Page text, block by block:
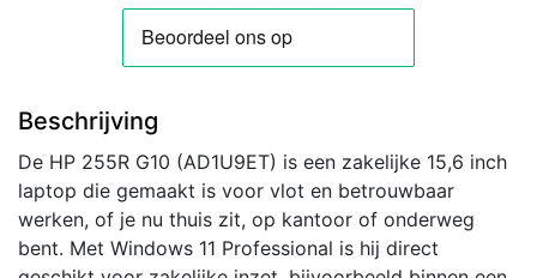
Beschrijving
De HP 255R G10 (AD1U9ET) is een zakelijke 15,6 inch
laptop die gemaakt is voor vlot en betrouwbaar
werken, of je nu thuis zit, op kantoor of onderweg
bent. Met Windows 11 Professional is hij direct